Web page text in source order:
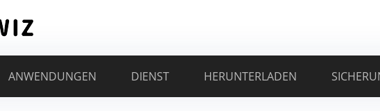
ANWENDUNGEN DIENST HERUNTERLADEN